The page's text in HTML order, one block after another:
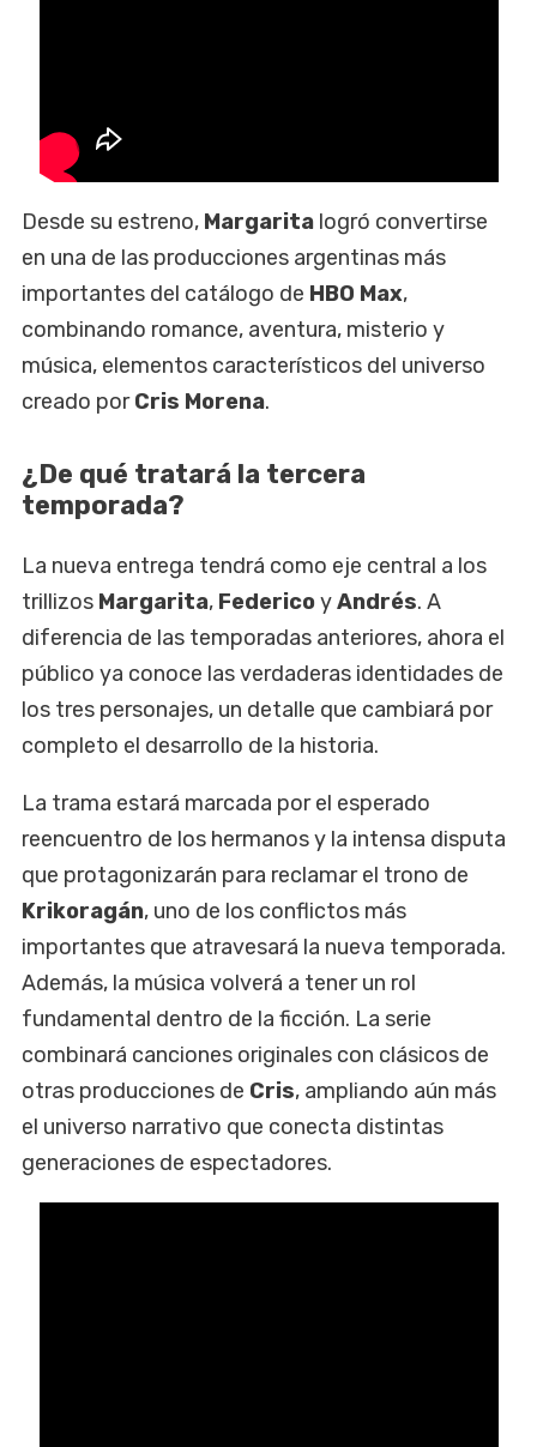
Desde su estreno, Margarita logró convertirse
en una de las producciones argentinas más
importantes del catálogo de HBO Max,
combinando romance, aventura, misterio y
música, elementos característicos del universo
creado porCris Morena.
¿De qué tratará la tercera
temporada?
La nueva entrega tendrá como eje central a los
trillizos Margarita, FedericoyAndrés. A
diferencia de las temporadas anteriores, ahora el
público ya conoce las verdaderas identidades de
los tres personajes, un detalle que cambiará por
completo el desarrollo de la historia.
La trama estará marcada por el esperado
reencuentro de los hermanos y la intensa disputa
que protagonizarán para reclamar el trono de
Krikoragán, uno de los conflictos más
importantes que atravesará la nueva temporada.
Además, la música volverá a tener un rol
fundamental dentro de la ficción. La serie
combinará canciones originales con clásicos de
otras producciones de Cris, ampliando aún más
el universo narrativo que conecta distintas
generaciones de espectadores.